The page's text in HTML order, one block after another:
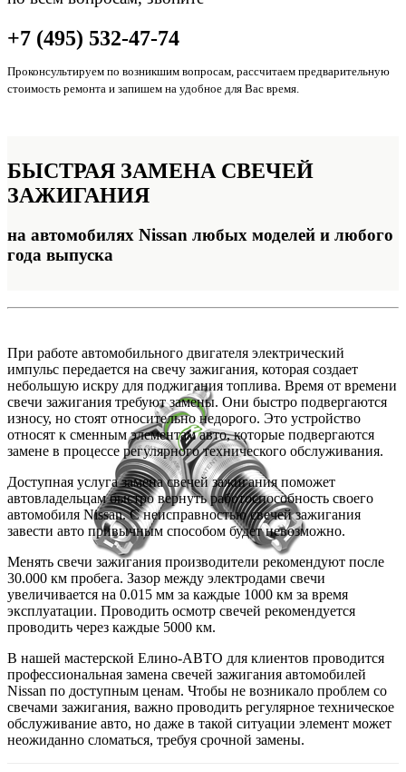
+7 (495) 532-47-74
Проконсультируем по возникшим вопросам, рассчитаем предварительную
стоимость ремонта и запишем на удобное для Вас время.
БЫСТРАЯ ЗАМЕНА СВЕЧЕЙ
ЗАЖИГАНИЯ
на автомобилях Nissan любых моделей и любого
года выпуска
При работе автомобильного двигателя электрический
импульс передается на свечу зажигания, которая создает
небольшую искру для поджигания топлива. Время от времени
свечи зажигания требуют замены. Они быстро подвергаются
износу, но стоят относительно недорого. Это устройство
относят к сменным элементам авто, которые подвергаются
замене в процессе регулярного технического обслуживания.
Доступная услуга замена свечей зажигания поможет
автовладельцам быстро вернуть работоспособность своего
автомобиля Nissan. С неисправностью свечей зажигания
завести авто привычным способом будет невозможно.
Менять свечи зажигания производители рекомендуют после
30.000 км пробега. Зазор между электродами свечи
увеличивается на 0.015 мм за каждые 1000 км за время
эксплуатации. Проводить осмотр свечей рекомендуется
проводить через каждые 5000 км.
В нашей мастерской Елино-АВТО для клиентов проводится
профессиональная замена свечей зажигания автомобилей
Nissan по доступным ценам. Чтобы не возникало проблем со
свечами зажигания, важно проводить регулярное техническое
обслуживание авто, но даже в такой ситуации элемент может
неожиданно сломаться, требуя срочной замены.